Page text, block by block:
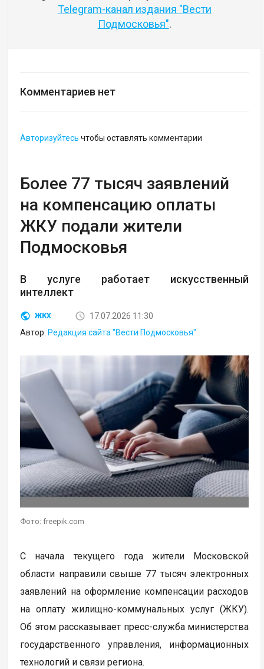
Telegram-канал издания "Вести
Подмосковья".
Комментариев нет
Авторизуйтесь чтобы оставлять комментарии
Более 77 тысяч заявлений
на компенсацию оплаты
ЖКУ подали жители
Подмосковья
В услуге работает искусственный
интеллект
ЖКХ
17.07.2026 11:30
Автор:Редакция сайта "Вести Подмосковья"
Фото: freepik.com
С начала текущего года жители Московской
области направили свыше 77 тысяч электронных
заявлений на оформление компенсации расходов
на оплату жилищно-коммунальных услуг (ЖКУ).
Об этом рассказывает пресс-служба министерства
государственного управления, информационных
технологий и связи региона.